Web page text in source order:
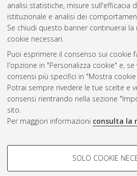
analisi statistiche, misure sull'efficacia
istituzionale e analisi dei
Se chiudi questo banner continuerai la
cookie necessari.
Puoi esprimere il consenso sui cookie
l'opzione in "Personalizza cookie" e,
consensi più specifici in "Mostra
Potrai sempre rivedere le tue scelte e
consensi rientrando nella sezione
sito.
Per maggiori informazioni consulta la
COOKIE DI PROFILAZIONE -
SOLO COOKIE
Gestione del
Atom
Rss 1.0
Rss 2.0
AMS Laurea
Impostazioni Cookie
Informativa sulla privacy
Condizioni d’uso del sito